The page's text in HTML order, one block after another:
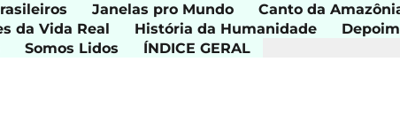
Janelas pro Mundo Canto da
da Vida Real História da Humanidade
Somos Lidos ÍNDICE GERAL